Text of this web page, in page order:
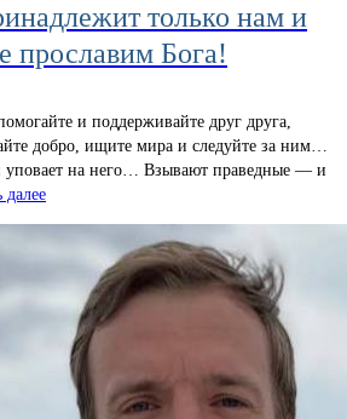
только нам и
прославим Бога!
и поддерживайте друг друга,
добро, ищите мира и следуйте за ним…
уповает на него… Взывают праведные — и
далее